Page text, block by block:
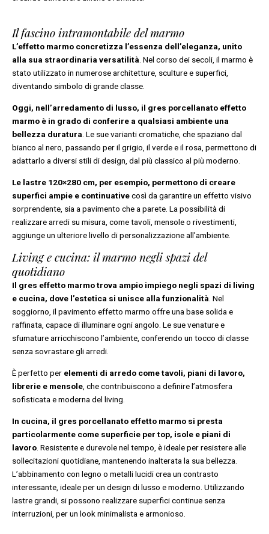
Il fascino intramontabile del marmo
L’effetto marmo concretizza l’essenza dell’eleganza, unito
alla sua straordinaria versatilità. Nel corso dei secoli, il marmo è
stato utilizzato in numerose architetture, sculture e superfici,
diventando simbolo di grande classe.
Oggi, nell’arredamento di lusso, il gres porcellanato effetto
marmo è in grado di conferire a qualsiasi ambiente una
bellezza duratura . Le sue varianti cromatiche, che spaziano dal
bianco al nero, passando per il grigio, il verde e il rosa, permettono di
adattarlo a diversi stili di design, dal più classico al più moderno.
Le lastre 120×280 cm, per esempio, permettono di creare
superfici ampie e continuativecosì da garantire un effetto visivo
sorprendente, sia a pavimento che a parete. La possibilità di
realizzare arredi su misura, come tavoli, mensole o rivestimenti,
aggiunge un ulteriore livello di personalizzazione all’ambiente.
Living e cucina: il marmo negli spazi del
quotidiano
Il gres effetto marmo trova ampio impiego negli spazi di living
e cucina, dove l’estetica si unisce alla funzionalità. Nel
soggiorno, il pavimento effetto marmo offre una base solida e
raffinata, capace di illuminare ogni angolo. Le sue venature e
sfumature arricchiscono l’ambiente, conferendo un tocco di classe
senza sovrastare gli arredi.
È perfetto per elementi di arredo come tavoli, piani di lavoro,
librerie e mensole , che contribuiscono a definire l’atmosfera
sofisticata e moderna del living.
In cucina, il gres porcellanato effetto marmo si presta
particolarmente come superficie per top, isole e piani di
lavoro . Resistente e durevole nel tempo, è ideale per resistere alle
sollecitazioni quotidiane, mantenendo inalterata la sua bellezza.
L’abbinamento con legno o metalli lucidi crea un contrasto
interessante, ideale per un design di lusso e moderno. Utilizzando
lastre grandi, si possono realizzare superfici continue senza
interruzioni, per un look minimalista e armonioso.